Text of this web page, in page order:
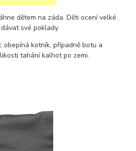
dětem na záda. Děti ocení velké
své poklady.
obepíná kotník, případně botu a
tahání kalhot po zemi.